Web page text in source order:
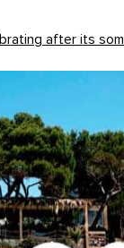
after its